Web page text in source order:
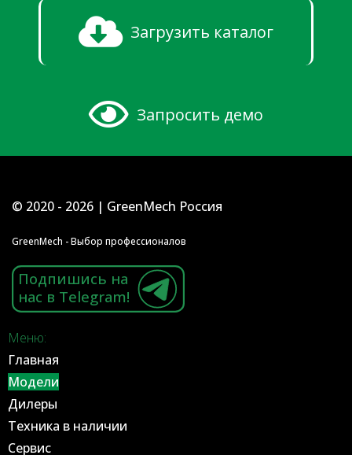
Загрузить каталог
Запросить демо
© 2020 - 2026 | GreenMech Россия
GreenMech - Выбор профессионалов
Подпишись на
нас в Telegram!
Меню:
Главная
Модели
Дилеры
Техника в наличии
Сервис